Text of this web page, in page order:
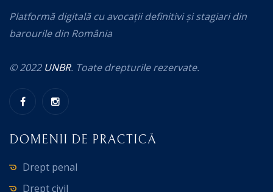
Platformă digitală cu avocații definitivi și stagiari din
barourile din România
© 2022 UNBR. Toate drepturile rezervate.
DOMENII DE PRACTICĂ
Drept penal
Drept civil